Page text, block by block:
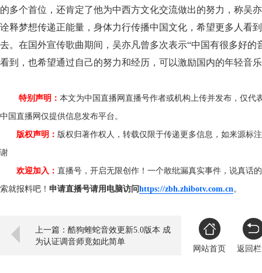
的多个首位，还肯定了他为中西方文化交流做出的努力，称吴
诠释梦想传递正能量，身体力行传播中国文化，希望更多人看
去。在国外宣传歌曲期间，吴亦凡曾多次表示“中国有很多好
看到，也希望通过自己的努力和经历，可以激励国内的年轻音
特别声明： 本文为中国直播网直播号作者或机构上传并发布，仅
中国直播网仅提供信息发布平台。
版权声明： 版权归著作权人，转载仅限于传递更多信息，如来源标
谢
欢迎加入： 直播号，开启无限创作！一个敢纰漏真实事件，说真话
索就报料吧！ 申请直播号请用电脑访问https://zbh.zhibotv.com.cn。
上一篇：酷狗蝰蛇音效更新5.0版本 成
为认证调音师竟如此简单
网站首页
返回